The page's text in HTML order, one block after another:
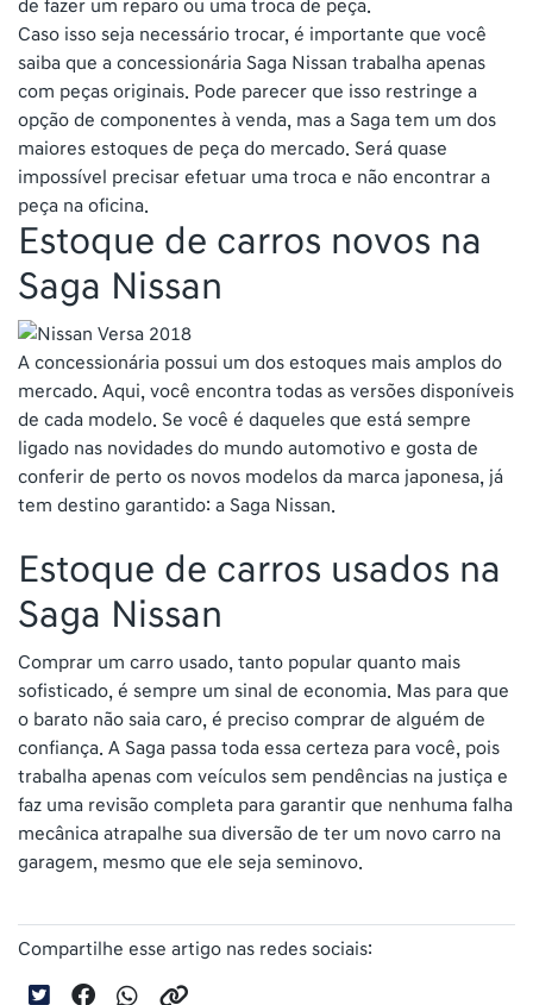
de fazer um reparo ou uma troca de peça.
Caso isso seja necessário trocar, é importante que você
saiba que a concessionária Saga Nissan trabalha apenas
com peças originais. Pode parecer que isso restringe a
opção de componentes à venda, mas a Saga tem um dos
maiores estoques de peça do mercado. Será quase
impossível precisar efetuar uma troca e não encontrar a
peça na oficina.
Estoque de carros novos na
Saga Nissan
A concessionária possui um dos estoques mais amplos do
mercado. Aqui, você encontra todas as versões disponíveis
de cada modelo. Se você é daqueles que está sempre
ligado nas novidades do mundo automotivo e gosta de
conferir de perto os novos modelos da marca japonesa, já
tem destino garantido: a Saga Nissan.
Estoque de carros usados na
Saga Nissan
Comprar um carro usado, tanto popular quanto mais
sofisticado, é sempre um sinal de economia. Mas para que
o barato não saia caro, é preciso comprar de alguém de
confiança. A Saga passa toda essa certeza para você, pois
trabalha apenas com veículos sem pendências na justiça e
faz uma revisão completa para garantir que nenhuma falha
mecânica atrapalhe sua diversão de ter um novo carro na
garagem, mesmo que ele seja seminovo.
Compartilhe esse artigo nas redes sociais: